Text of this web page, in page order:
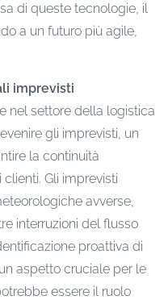
di queste tecnologie, il
a un futuro più agile,
imprevisti
nel settore della logistica
gli imprevisti, un
la continuità
Gli imprevisti
avverse,
interruzioni del flusso
proattiva di
aspetto cruciale per le
essere il ruolo